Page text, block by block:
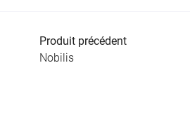
Produit précédent
Nobilis